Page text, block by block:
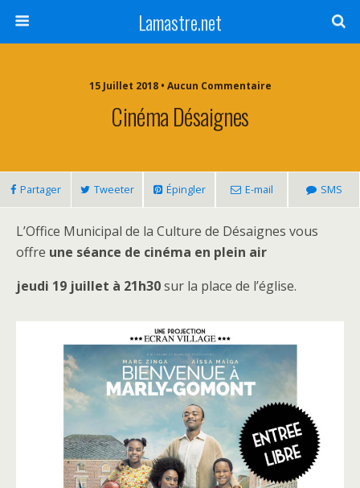
Lamastre.net
15 Juillet 2018 • Aucun Commentaire
Cinéma Désaignes
Partager Tweeter Épingler E-mail SMS
L’Office Municipal de la Culture de Désaignes vous
offre une séance de cinéma en plein air
jeudi 19 juillet à 21h30sur la place de l’église.